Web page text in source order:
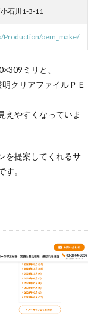
石川1-3-11
Production/oem_make/
ミリと、
クリアファイルＰＥ
えやすくなっていま
を提案してくれるサ
。